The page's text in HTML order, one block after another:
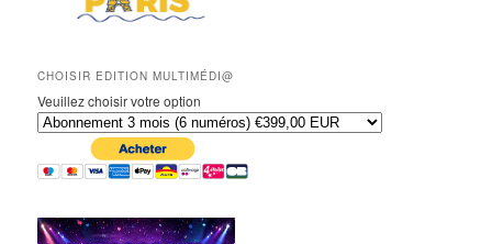
CHOISIR EDITION MULTIMÉDI@
Veuillez choisir votre option